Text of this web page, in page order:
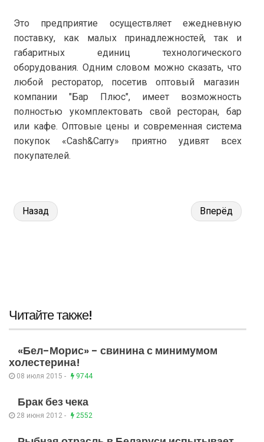
Это предприятие осуществляет ежедневную
поставку, как малых принадлежностей, так и
габаритных единиц технологического
оборудования. Одним словом можно сказать, что
любой ресторатор, посетив оптовый магазин
компании "Бар Плюс", имеет возможность
полностью укомплектовать свой ресторан, бар
или кафе. Оптовые цены и современная система
покупок «Cash&Carry» приятно удивят всех
покупателей.
Назад Вперёд
Читайте также!
«Бел-Морис» - свинина с минимумом
холестерина!
08 июля 2015 - 9744
Брак без чека
28 июня 2012 - 2552